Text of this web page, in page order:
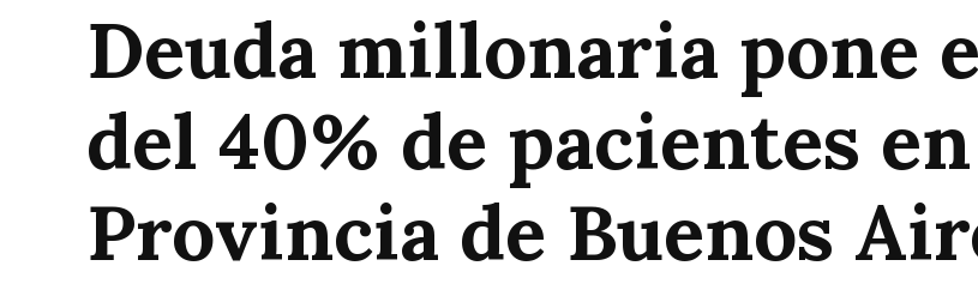
Deuda millonaria pone
del 40% de pacientes
Provincia de Buenos